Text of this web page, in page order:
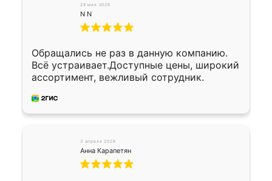
28 мая 2026
N N
Обращались не раз в данную компанию.
Всё устраивает.Доступные цены, широкий
ассортимент, вежливый сотрудник.
3 апреля 2026
Анна Карапетян